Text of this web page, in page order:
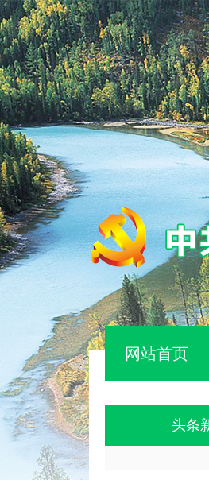
网站首页
头条